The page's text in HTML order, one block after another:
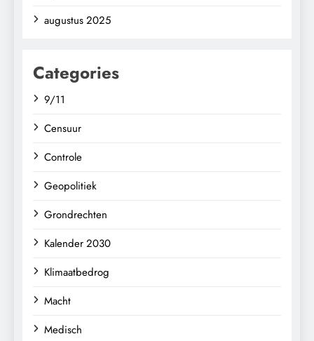
augustus 2025
Categories
9/11
Censuur
Controle
Geopolitiek
Grondrechten
Kalender 2030
Klimaatbedrog
Macht
Medisch